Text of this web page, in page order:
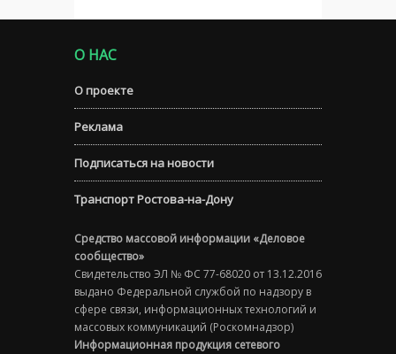
О НАС
О проекте
Реклама
Подписаться на новости
Транспорт Ростова-на-Дону
Средство массовой информации «Деловое
сообщество»
Свидетельство ЭЛ № ФС 77-68020 от 13.12.2016
выдано Федеральной службой по надзору в
сфере связи, информационных технологий и
массовых коммуникаций (Роскомнадзор)
Информационная продукция сетевого